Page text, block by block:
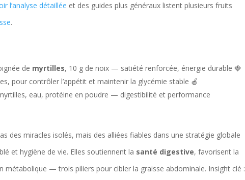
l’analyse détaillée et des guides plus généraux listent plusieurs fruits
.
de myrtilles, 10 g de noix — satiété renforcée, énergie durable 🍓
pour contrôler l’appétit et maintenir la glycémie stable 🍎
eau, protéine en poudre — digestibilité et performance
des miracles isolés, mais des alliées fiables dans une stratégie globale
et hygiène de vie. Elles soutiennent la santé digestive, favorisent la
métabolique — trois piliers pour cibler la graisse abdominale. Insight clé :